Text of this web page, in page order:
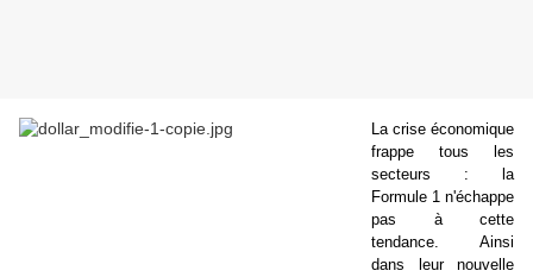
La crise économique
frappe tous les
secteurs : la
Formule 1 n'échappe
pas à cette
tendance. Ainsi
dans leur nouvelle